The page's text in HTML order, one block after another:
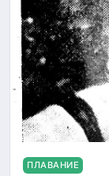
ПЛАВАНИЕ